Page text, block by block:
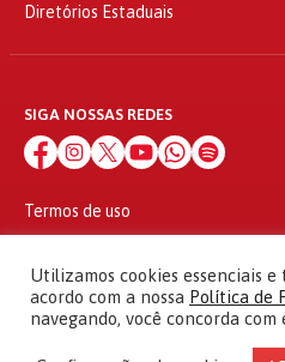
Diretórios Estaduais
SIGA NOSSAS REDES
Termos de uso
© 2010 - 2026
Partido dos Trabalhadores Todos os
Utilizamos cookies essenciais
acordo com a nossa Política de
navegando, você concorda com